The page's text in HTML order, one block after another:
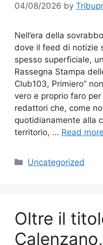
04/08/2026 by
Nell’era della
dove il feed di notizie
spesso superficiale,
Rassegna Stampa
Club103, Primiero”
vero e proprio faro
redattori che, come
quotidianamente alla
territorio, … Read more
Categories
Uncategorized
Oltre il